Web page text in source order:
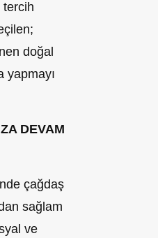
tercih
doğal
yapmayı
DEVAM
çağdaş
sağlam
ve